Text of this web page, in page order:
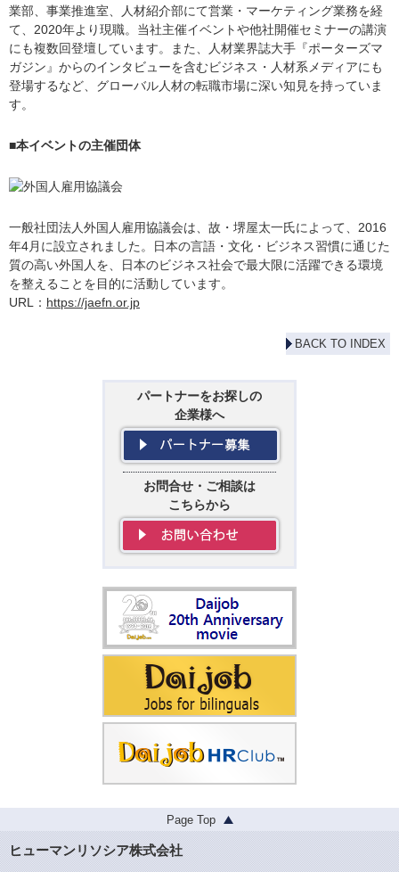
業部、事業推進室、人材紹介部にて営業・マーケティング業務を経
て、2020年より現職。当社主催イベントや他社開催セミナーの講演
にも複数回登壇しています。また、人材業界誌大手『ポーターズマ
ガジン』からのインタビューを含むビジネス・人材系メディアにも
登場するなど、グローバル人材の転職市場に深い知見を持っていま
す。
■本イベントの主催団体
一般社団法人外国人雇用協議会は、故・堺屋太一氏によって、2016
年4月に設立されました。日本の言語・文化・ビジネス習慣に通じた
質の高い外国人を、日本のビジネス社会で最大限に活躍できる環境
を整えることを目的に活動しています。
URL： https://jaefn.or.jp
BACK TO INDEX
パートナーをお探しの
企業様へ
お問合せ・ご相談は
こちらから
Page Top
ヒューマンリソシア株式会社